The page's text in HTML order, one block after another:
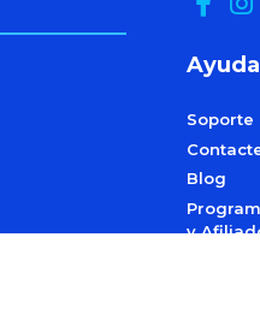
Soporte
Blog
y